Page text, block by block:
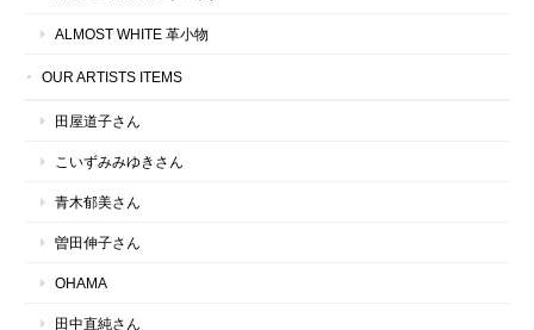
ALMOST WHITE 革小物
OUR ARTISTS ITEMS
田屋道子さん
こいずみみゆきさん
青木郁美さん
曽田伸子さん
OHAMA
田中直純さん